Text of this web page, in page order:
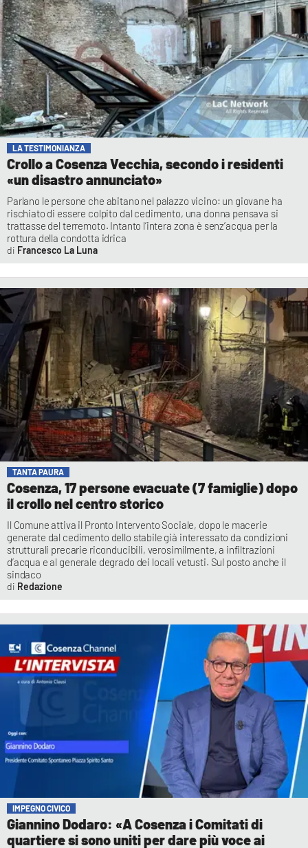
LA TESTIMONIANZA
Crollo a Cosenza Vecchia, secondo i residenti
«un disastro annunciato»
Parlano le persone che abitano nel palazzo vicino: un giovane ha
rischiato di essere colpito dal cedimento, una donna pensava si
trattasse del terremoto. Intanto l’intera zona è senz’acqua per la
rottura della condotta idrica
Francesco La Luna
TANTA PAURA
Cosenza, 17 persone evacuate (7 famiglie) dopo
il crollo nel centro storico
Il Comune attiva il Pronto Intervento Sociale, dopo le macerie
generate dal cedimento dello stabile già interessato da condizioni
strutturali precarie riconducibili, verosimilmente, a infiltrazioni
d’acqua e al generale degrado dei locali vetusti. Sul posto anche il
sindaco
Redazione
IMPEGNO CIVICO
Giannino Dodaro: «A Cosenza i Comitati di
quartiere si sono uniti per dare più voce ai